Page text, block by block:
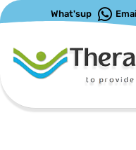
What'sup